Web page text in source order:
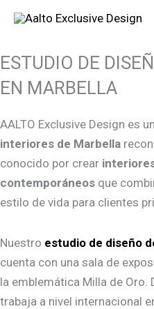
ESTUDIO DE
EN MARBELLA
AALTO Exclusive Design es un
interiores de Marbella
conocido por crear
contemporáneos que
estilo de vida para clientes
Nuestro estudio de diseño
cuenta con una sala de
la emblemática Milla de Oro.
trabaja a nivel internacional